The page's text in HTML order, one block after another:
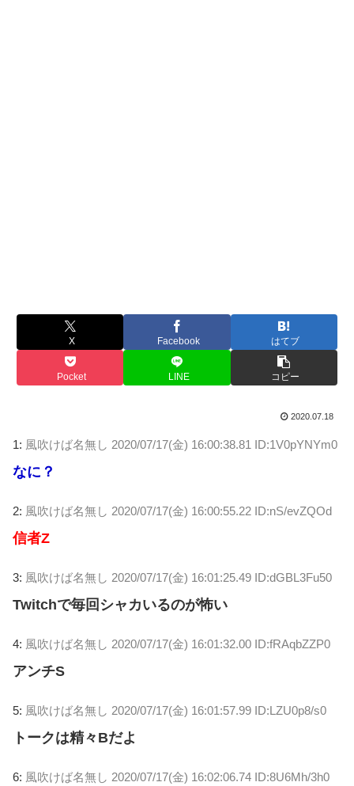
X Facebook はてブ
Pocket LINE コピー
2020.07.18
1: 風吹けば名無し 2020/07/17(金) 16:00:38.81 ID:1V0pYNYm0
なに？
2: 風吹けば名無し 2020/07/17(金) 16:00:55.22 ID:nS/evZQOd
信者Z
3: 風吹けば名無し 2020/07/17(金) 16:01:25.49 ID:dGBL3Fu50
Twitchで毎回シャカいるのが怖い
4: 風吹けば名無し 2020/07/17(金) 16:01:32.00 ID:fRAqbZZP0
アンチS
5: 風吹けば名無し 2020/07/17(金) 16:01:57.99 ID:LZU0p8/s0
トークは精々Bだよ
6: 風吹けば名無し 2020/07/17(金) 16:02:06.74 ID:8U6Mh/3h0